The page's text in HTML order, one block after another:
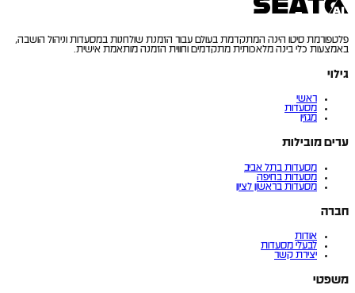
פלטפורמת סיטו הינה המתקדמת בעולם עבור הזמנת שולחנות במסעדות וניהול הושבה,
באמצעות כלי בינה מלאכותית מתקדמים וחווית הזמנה מותאמת אישית.
גילוי
ראשי
מסעדות
מגזין
ערים מובילות
מסעדות בתל אביב
מסעדות בחיפה
מסעדות בראשון לציון
חברה
אודות
לבעלי מסעדות
יצירת קשר
משפטי